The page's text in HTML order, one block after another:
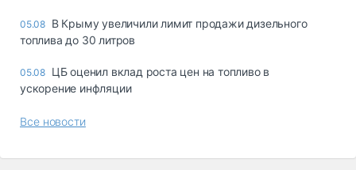
05.08 В Крыму увеличили лимит продажи дизельного
топлива до 30 литров
05.08 ЦБ оценил вклад роста цен на топливо в
ускорение инфляции
Все новости